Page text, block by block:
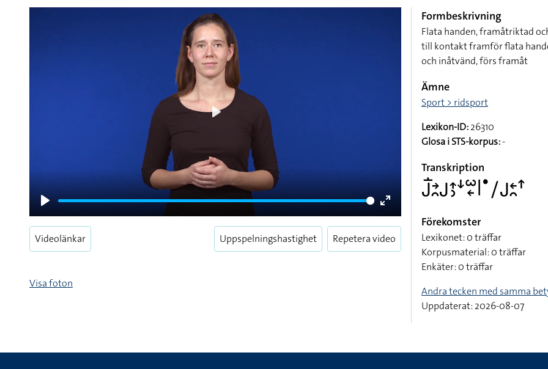
Play
Enter
fullscreen
Videolänkar Uppspelningshastighet Repetera video
Visa foton
Formbeskrivning
Flata handen, framåtriktad
till kontakt framför flata
och inåtvänd, förs framåt
Ämne
Sport > ridsport
Lexikon-ID:26310
Glosa i STS-korpus:-
Transkription
􌤢􌥛􌥔􌥘􌤢􌤴􌤶􌦄􌥱􌦈􌥼􌤟􌥠􌤢􌥓􌥘􌦃
Förekomster
Lexikonet: 0 träffar
Korpusmaterial: 0 träffar
Enkäter: 0 träffar
Andra tecken med samma
Uppdaterat: 2026-08-07